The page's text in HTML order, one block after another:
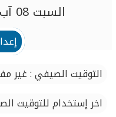
السبت 08 آب(08)أغسطس 2026
التوقيت الصيفي : غير
اخر إستخدام للتوقيت الصيفي :